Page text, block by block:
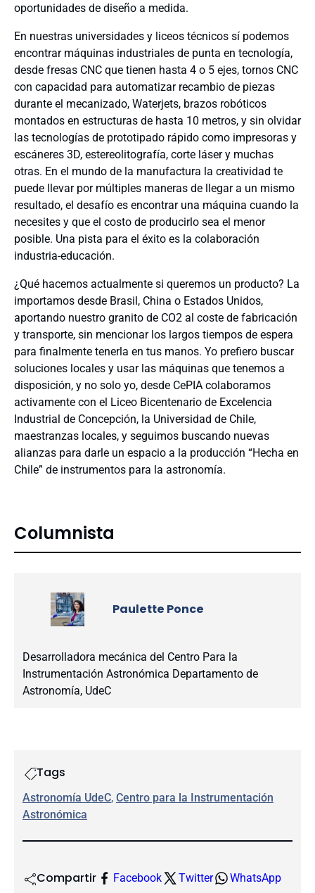
oportunidades de diseño a medida.
En nuestras universidades y liceos técnicos sí podemos
encontrar máquinas industriales de punta en tecnología,
desde fresas CNC que tienen hasta 4 o 5 ejes, tornos CNC
con capacidad para automatizar recambio de piezas
durante el mecanizado, Waterjets, brazos robóticos
montados en estructuras de hasta 10 metros, y sin olvidar
las tecnologías de prototipado rápido como impresoras y
escáneres 3D, estereolitografía, corte láser y muchas
otras. En el mundo de la manufactura la creatividad te
puede llevar por múltiples maneras de llegar a un mismo
resultado, el desafío es encontrar una máquina cuando la
necesites y que el costo de producirlo sea el menor
posible. Una pista para el éxito es la colaboración
industria-educación.
¿Qué hacemos actualmente si queremos un producto? La
importamos desde Brasil, China o Estados Unidos,
aportando nuestro granito de CO2 al coste de fabricación
y transporte, sin mencionar los largos tiempos de espera
para finalmente tenerla en tus manos. Yo prefiero buscar
soluciones locales y usar las máquinas que tenemos a
disposición, y no solo yo, desde CePIA colaboramos
activamente con el Liceo Bicentenario de Excelencia
Industrial de Concepción, la Universidad de Chile,
maestranzas locales, y seguimos buscando nuevas
alianzas para darle un espacio a la producción “Hecha en
Chile” de instrumentos para la astronomía.
Columnista
Paulette Ponce
Desarrolladora mecánica del Centro Para la
Instrumentación Astronómica Departamento de
Astronomía, UdeC
Tags
Astronomía UdeC, Centro para la Instrumentación
Astronómica
Compartir Facebook Twitter WhatsApp